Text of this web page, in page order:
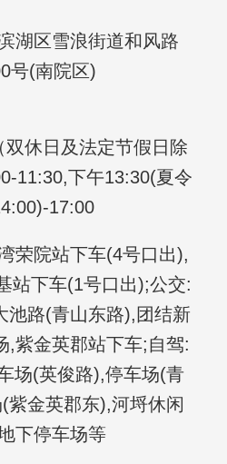
湖区雪浪街道和风路
号(南院区)
双休日及法定节假日除
11:30,下午13:30(夏令
17:00
荣院站下车(4号口出),
站下车(1号口出);公交:
池路(青山东路),团结新
,紫金英郡站下车;自驾:
场(英俊路),停车场(青
紫金英郡东),河埒休闲
下停车场等